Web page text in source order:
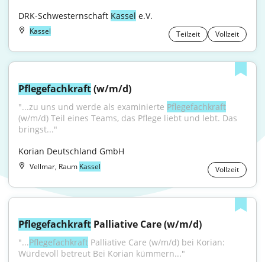
DRK-Schwesternschaft Kassel e.V.
Kassel Teilzeit Vollzeit
Pflegefachkraft (w/m/d)
"...zu uns und werde als examinierte Pflegefachkraft
(w/m/d) Teil eines Teams, das Pflege liebt und lebt. Das
bringst..."
Korian Deutschland GmbH
Vellmar, Raum Kassel Vollzeit
Pflegefachkraft Palliative Care (w/m/d)
"...Pflegefachkraft Palliative Care (w/m/d) bei Korian:
Würdevoll betreut Bei Korian kümmern..."